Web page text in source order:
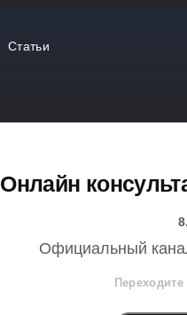
Статьи
Онлайн
Официальный